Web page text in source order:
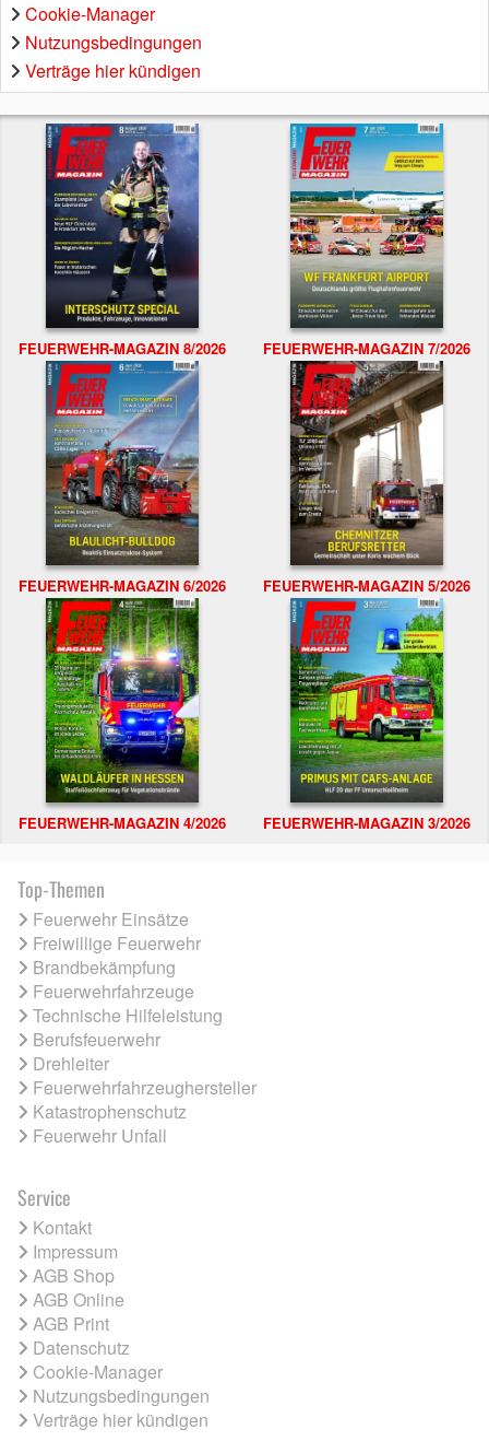
Cookie-Manager
Nutzungsbedingungen
Verträge hier kündigen
FEUERWEHR-MAGAZIN 8/2026 FEUERWEHR-MAGAZIN 7/2026
FEUERWEHR-MAGAZIN 6/2026 FEUERWEHR-MAGAZIN 5/2026
FEUERWEHR-MAGAZIN 4/2026 FEUERWEHR-MAGAZIN 3/2026
Top-Themen
Feuerwehr Einsätze
Freiwillige Feuerwehr
Brandbekämpfung
Feuerwehrfahrzeuge
Technische Hilfeleistung
Berufsfeuerwehr
Drehleiter
Feuerwehrfahrzeughersteller
Katastrophenschutz
Feuerwehr Unfall
Service
Kontakt
Impressum
AGB Shop
AGB Online
AGB Print
Datenschutz
Cookie-Manager
Nutzungsbedingungen
Verträge hier kündigen